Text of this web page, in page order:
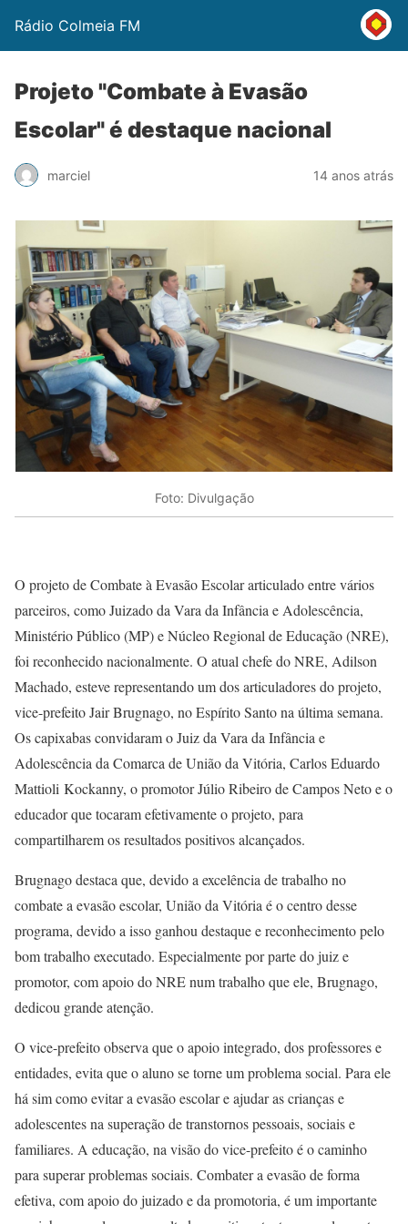
Rádio Colmeia FM
Projeto "Combate à Evasão
Escolar" é destaque nacional
marciel 14 anos atrás
Foto: Divulgação
O projeto de Combate à Evasão Escolar articulado entre vários
parceiros, como Juizado da Vara da Infância e Adolescência,
Ministério Público (MP) e Núcleo Regional de Educação (NRE),
foi reconhecido nacionalmente. O atual chefe do NRE, Adilson
Machado, esteve representando um dos articuladores do projeto,
vice-prefeito Jair Brugnago, no Espírito Santo na última semana.
Os capixabas convidaram o Juiz da Vara da Infância e
Adolescência da Comarca de União da Vitória, Carlos Eduardo
Mattioli Kockanny, o promotor Júlio Ribeiro de Campos Neto e o
educador que tocaram efetivamente o projeto, para
compartilharem os resultados positivos alcançados.
Brugnago destaca que, devido a excelência de trabalho no
combate a evasão escolar, União da Vitória é o centro desse
programa, devido a isso ganhou destaque e reconhecimento pelo
bom trabalho executado. Especialmente por parte do juiz e
promotor, com apoio do NRE num trabalho que ele, Brugnago,
dedicou grande atenção.
O vice-prefeito observa que o apoio integrado, dos professores e
entidades, evita que o aluno se torne um problema social. Para ele
há sim como evitar a evasão escolar e ajudar as crianças e
adolescentes na superação de transtornos pessoais, sociais e
familiares. A educação, na visão do vice-prefeito é o caminho
para superar problemas sociais. Combater a evasão de forma
efetiva, com apoio do juizado e da promotoria, é um importante